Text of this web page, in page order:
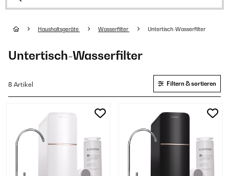
Haushaltsgeräte Wasserfilter Untertisch-Wasserfilter
Untertisch-Wasserfilter
8 Artikel Filtern & sortieren